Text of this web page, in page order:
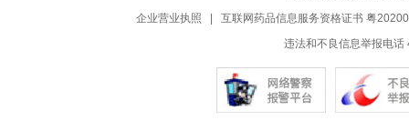
企业营业执照
互联网药品信息服务资格证书 粤
违法和不良信息举报电